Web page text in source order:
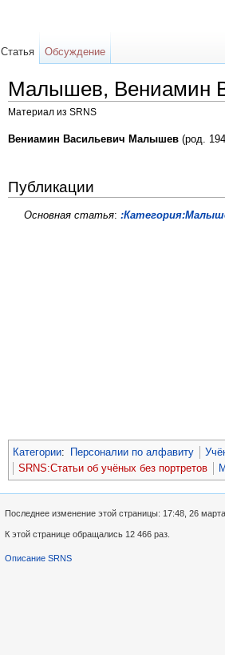
Малышев, Вениамин
Материал из SRNS
Вениамин Васильевич Малышев (род.
Публикации
Основная статья:
Категории: Персоналии по алфавиту
SRNS:Статьи об учёных без портретов
Статья Обсуждение
Последнее изменение этой страницы: 17:48, 26
К этой странице обращались 12 466 раз.
Описание SRNS